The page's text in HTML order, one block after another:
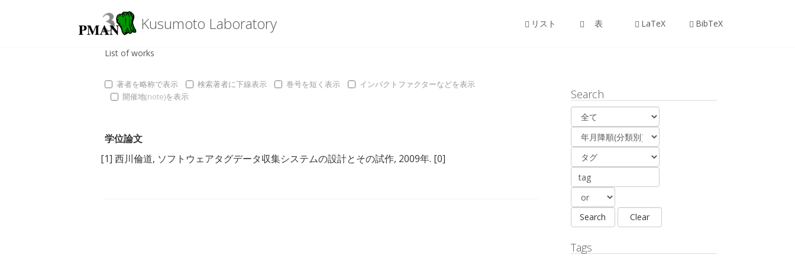
Kusumoto Laboratory リスト 表 LaTeX BibTeX
List of works
著者を略称で表示 検索著者に下線表示 巻号を短く表示
インパクトファクターなどを表示
開催地(note)を表示
学位論文
[1] 西川倫道, ソフトウェアタグデータ収集システムの設計とその試作, 2009年. [0]
Search
Tags